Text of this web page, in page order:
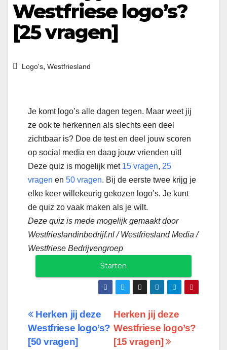
Westfriese logo’s?
[25 vragen]
Logo's, Westfriesland
Je komt logo’s alle dagen tegen. Maar weet jij
ze ook te herkennen als slechts een deel
zichtbaar is? Doe de test en deel jouw scoren
op social media en daag jouw vrienden uit!
Deze quiz is mogelijk met 15 vragen, 25
vragen en 50 vragen. Bij de eerste twee krijg je
elke keer willekeurig gekozen logo’s. Je kunt
de quiz zo vaak maken als je wilt.
Deze quiz is mede mogelijk gemaakt door
Westfrieslandinbedrijf.nl / Westfriesland Media /
Westfriese Bedrijvengroep
Starten
Berichtnavigatie
Herken jij deze
Westfriese logo’s?
[15 vragen]
Herken jij deze
Westfriese logo’s?
[50 vragen]